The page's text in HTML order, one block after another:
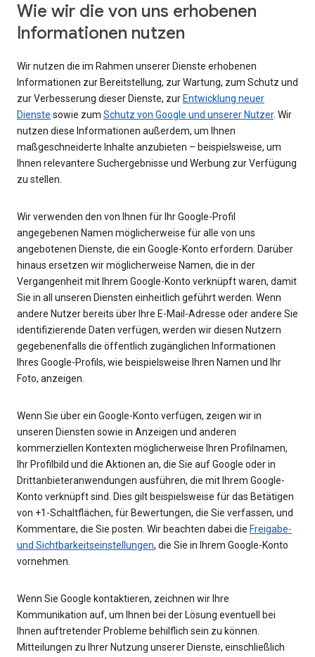
Wie wir die von uns erhobenen
Informationen nutzen
Wir nutzen die im Rahmen unserer Dienste erhobenen
Informationen zur Bereitstellung, zur Wartung, zum Schutz und
zur Verbesserung dieser Dienste, zur Entwicklung neuer
Dienste sowie zum Schutz von Google und unserer Nutzer. Wir
nutzen diese Informationen außerdem, um Ihnen
maßgeschneiderte Inhalte anzubieten – beispielsweise, um
Ihnen relevantere Suchergebnisse und Werbung zur Verfügung
zu stellen.
Wir verwenden den von Ihnen für Ihr Google-Profil
angegebenen Namen möglicherweise für alle von uns
angebotenen Dienste, die ein Google-Konto erfordern. Darüber
hinaus ersetzen wir möglicherweise Namen, die in der
Vergangenheit mit Ihrem Google-Konto verknüpft waren, damit
Sie in all unseren Diensten einheitlich geführt werden. Wenn
andere Nutzer bereits über Ihre E-Mail-Adresse oder andere Sie
identifizierende Daten verfügen, werden wir diesen Nutzern
gegebenenfalls die öffentlich zugänglichen Informationen
Ihres Google-Profils, wie beispielsweise Ihren Namen und Ihr
Foto, anzeigen.
Wenn Sie über ein Google-Konto verfügen, zeigen wir in
unseren Diensten sowie in Anzeigen und anderen
kommerziellen Kontexten möglicherweise Ihren Profilnamen,
Ihr Profilbild und die Aktionen an, die Sie auf Google oder in
Drittanbieteranwendungen ausführen, die mit Ihrem Google-
Konto verknüpft sind. Dies gilt beispielsweise für das Betätigen
von +1-Schaltflächen, für Bewertungen, die Sie verfassen, und
Kommentare, die Sie posten. Wir beachten dabei die Freigabe-
und Sichtbarkeitseinstellungen, die Sie in Ihrem Google-Konto
vornehmen.
Wenn Sie Google kontaktieren, zeichnen wir Ihre
Kommunikation auf, um Ihnen bei der Lösung eventuell bei
Ihnen auftretender Probleme behilflich sein zu können.
Mitteilungen zu Ihrer Nutzung unserer Dienste, einschließlich